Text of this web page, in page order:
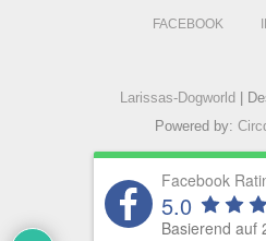
FACEBOOK
Larissas-Dogworld |
Powered by:
Facebook
5.0
Basierend auf